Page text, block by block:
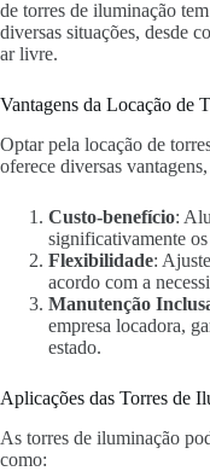
de torres de iluminação
diversas situações, desde
ar livre.
Vantagens da Locação de
Optar pela locação de
oferece diversas
Custo-benefício:
significativamente
Flexibilidade:
acordo com a
Manutenção
empresa locadora,
estado.
Aplicações das Torres de
As torres de iluminação
como: